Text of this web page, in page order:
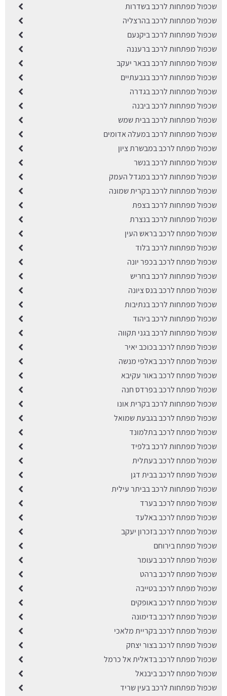
שכפול מפתחות לרכב בשדרות
שכפול מפתחות לרכב בהרצליה
שכפול מפתחות לרכב ביקנעם
שכפול מפתחות לרכב ברעננה
שכפול מפתחות לרכב בבאר יעקב
שכפול מפתחות לרכב בגבעתיים
שכפול מפתחות לרכב בגדרה
שכפול מפתחות לרכב ביבנה
שכפול מפתחות לרכב בבית שמש
שכפול מפתחות לרכב במעלה אדומים
שכפול מפתח לרכב במבשרת ציון
שכפול מפתחות לרכב בנשר
שכפול מפתחות לרכב במגדל העמק
שכפול מפתחות לרכב בקרית שמונה
שכפול מפתחות לרכב בצפת
שכפול מפתחות לרכב בנצרת
שכפול מפתח לרכב בראש העין
שכפול מפתחות לרכב בלוד
שכפול מפתח לרכב בכפר יונה
שכפול מפתחות לרכב בחריש
שכפול מפתח לרכב בנס ציונה
שכפול מפתחות לרכב בנתיבות
שכפול מפתחות לרכב ביהוד
שכפול מפתחות לרכב בגני תקווה
שכפול מפתח לרכב בכוכב יאיר
שכפול מפתח לרכב באלפי מנשה
שכפול מפתח לרכב באור עקיבא
שכפול מפתח לרכב בפרדס חנה
שכפול מפתחות לרכב בקרית אונו
שכפול מפתח לרכב בגבעת שמואל
שכפול מפתח לרכב בתלמונד
שכפול מפתחות לרכב בלפיד
שכפול מפתח לרכב בעתלית
שכפול מפתח לרכב בבית דגן
שכפול מפתחות לרכב בביתר עילית
שכפול מפתח לרכב בערד
שכפול מפתח לרכב באלעד
שכפול מפתח לרכב בזכרון יעקב
שכפול מפתח בירוחם
שכפול מפתח לרכב בעומר
שכפול מפתח לרכב ברהט
שכפול מפתח לרכב בטייבה
שכפול מפתח לרכב באופקים
שכפול מפתח לרכב בדימונה
שכפול מפתח לרכב בקריית מלאכי
שכפול מפתח לרכב בצור יצחק
שכפול מפתח לרכב בדאלית אל כרמל
שכפול מפתח לרכב ביבנאל
שכפול מפתחות לרכב בעין שריד